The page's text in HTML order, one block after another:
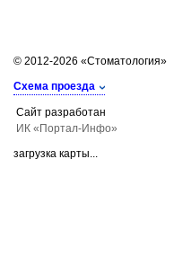
© 2012-2026 «Стоматология»
Схема проезда
Сайт разработан
ИК «Портал-Инфо»
загрузка карты...